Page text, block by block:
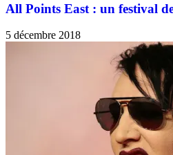
All Points East : un festival
5 décembre 2018